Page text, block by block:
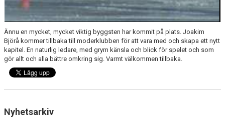
Ännu en mycket, mycket viktig byggsten har kommit på plats. Joakim
Björå kommer tillbaka till moderklubben för att vara med och skapa ett nytt
kapitel. En naturlig ledare, med grym känsla och blick för spelet och som
gör allt och alla bättre omkring sig. Varmt välkommen tillbaka.
Nyhetsarkiv